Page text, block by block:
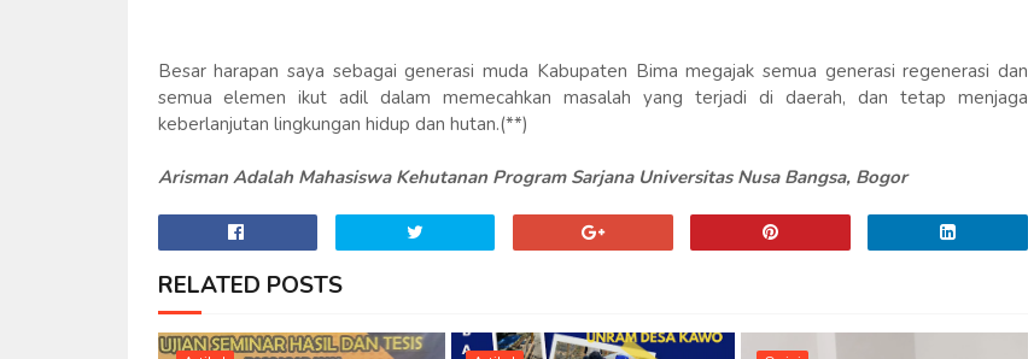
Besar harapan saya sebagai generasi muda Kabupaten Bima megajak semua generasi regenerasi dan
semua elemen ikut adil dalam memecahkan masalah yang terjadi di daerah, dan tetap menjaga
keberlanjutan lingkungan hidup dan hutan.(**)
Arisman Adalah Mahasiswa Kehutanan Program Sarjana Universitas Nusa Bangsa, Bogor
RELATED POSTS